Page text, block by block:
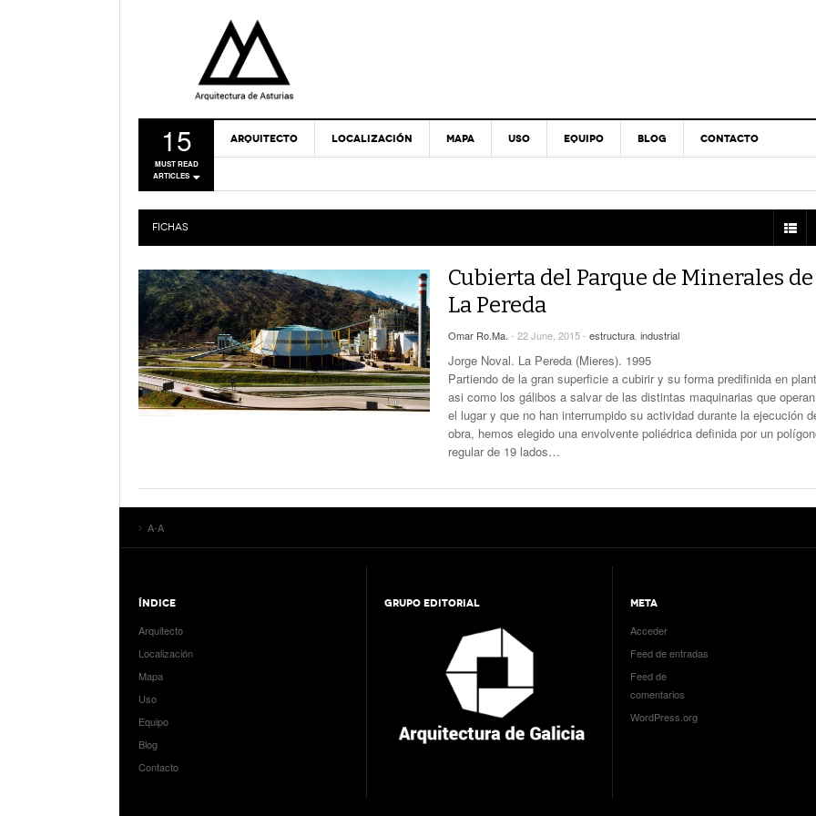
15
MUST READ
ARTICLES
ARQUITECTO LOCALIZACIÓN MAPA USO EQUIPO BLOG CONTACTO
FICHAS
Cubierta del Parque de Minerales de
La Pereda
Omar Ro.Ma. - 22 June, 2015 - estructura industrial
Jorge Noval. La Pereda (Mieres). 1995
Partiendo de la gran superficie a cubirir y su forma predifinida en
asi como los gálibos a salvar de las distintas maquinarias que
el lugar y que no han interrumpido su actividad durante la ejecución
obra, hemos elegido una envolvente poliédrica definida por un
regular de 19 lados…
A-A
ÍNDICE
Arquitecto
Localización
Mapa
Uso
Equipo
Blog
Contacto
GRUPO EDITORIAL META
Acceder
Feed de entradas
Feed de
comentarios
WordPress.org